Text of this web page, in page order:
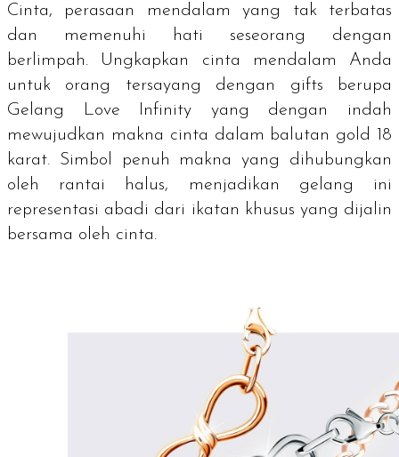
Cinta, perasaan mendalam yang tak terbatas
dan memenuhi hati seseorang dengan
berlimpah. Ungkapkan cinta mendalam Anda
untuk orang tersayang dengan gifts
berupa
Gelang Love Infinity yang dengan indah
mewujudkan makna cinta dalam balutan gold 18
karat. Simbol penuh makna yang dihubungkan
oleh rantai halus, menjadikan gelang ini
representasi abadi dari ikatan khusus yang dijalin
bersama oleh cinta.